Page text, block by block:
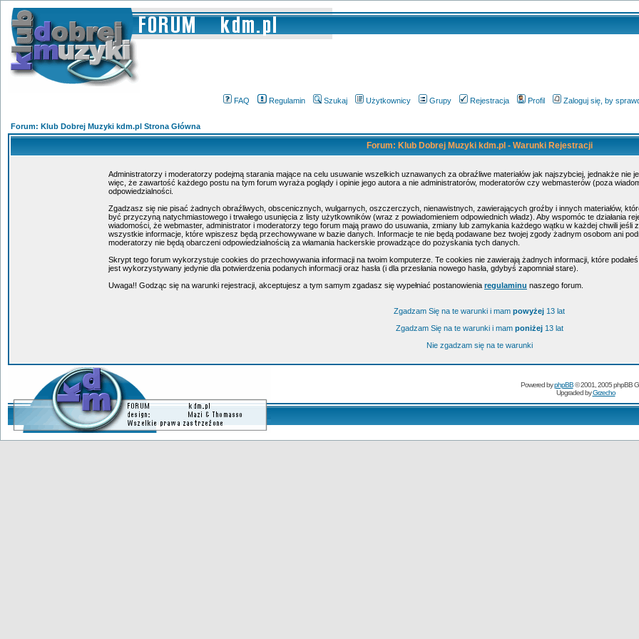
FAQ Regulamin Szukaj Użytkownicy Grupy Rejestracja Profil Zaloguj się, by
Forum: Klub Dobrej Muzyki kdm.pl Strona Główna
Forum: Klub Dobrej Muzyki kdm.pl - Warunki Rejestracji
Administratorzy i moderatorzy podejmą starania mające na celu usuwanie wszelkich uznawanych za obraźliwe materiałów jak najszybciej, jednakże
więc, że zawartość każdego postu na tym forum wyraża poglądy i opinie jego autora a nie administratorów, moderatorów czy webmasterów (poza
odpowiedzialności.
Zgadzasz się nie pisać żadnych obraźliwych, obscenicznych, wulgarnych, oszczerczych, nienawistnych, zawierających groźby i innych materiałów,
być przyczyną natychmiastowego i trwałego usunięcia z listy użytkowników (wraz z powiadomieniem odpowiednich władz). Aby wspomóc te działania
wiadomości, że webmaster, administrator i moderatorzy tego forum mają prawo do usuwania, zmiany lub zamykania każdego wątku w każdej chwili
wszystkie informacje, które wpiszesz będą przechowywane w bazie danych. Informacje te nie będą podawane bez twojej zgody żadnym osobom ani
moderatorzy nie będą obarczeni odpowiedzialnością za włamania hackerskie prowadzące do pozyskania tych danych.
Skrypt tego forum wykorzystuje cookies do przechowywania informacji na twoim komputerze. Te cookies nie zawierają żadnych informacji, które
jest wykorzystywany jedynie dla potwierdzenia podanych informacji oraz hasła (i dla przesłania nowego hasła, gdybyś zapomniał stare).
Uwaga!! Godząc się na warunki rejestracji, akceptujesz a tym samym zgadasz się wypełniać postanowienia regulaminu naszego forum.
Zgadzam Się na te warunki i mam powyżej 13 lat
Zgadzam Się na te warunki i mam poniżej13 lat
Nie zgadzam się na te warunki
Powered byphpBB© 2001, 2005 phpBB
Upgraded byGrzecho